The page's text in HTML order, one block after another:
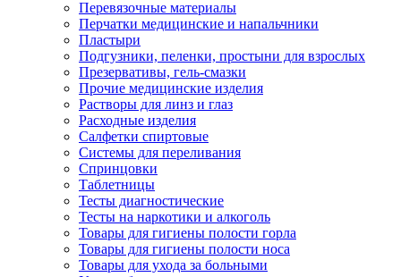
Перевязочные материалы
Перчатки медицинские и напальчники
Пластыри
Подгузники, пеленки, простыни для взрослых
Презервативы, гель-смазки
Прочие медицинские изделия
Растворы для линз и глаз
Расходные изделия
Салфетки спиртовые
Системы для переливания
Спринцовки
Таблетницы
Тесты диагностические
Тесты на наркотики и алкоголь
Товары для гигиены полости горла
Товары для гигиены полости носа
Товары для ухода за больными